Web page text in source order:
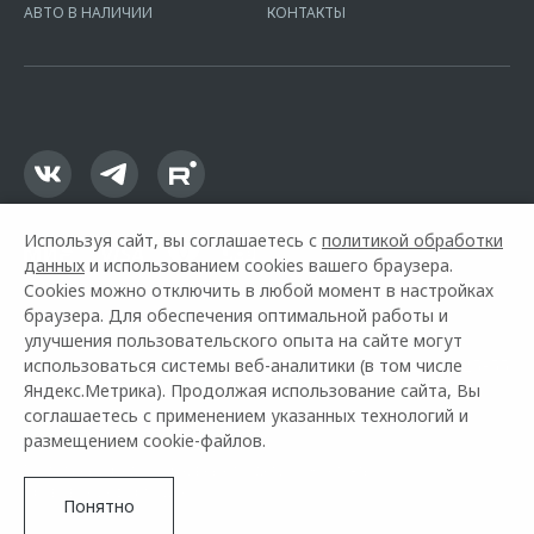
16.01.2015. Предложение ограничено и не является публичной
АВТО В НАЛИЧИИ КОНТАКТЫ
Горячая линия OMODA: +7 (3452) 56-25-55
Используя сайт, вы соглашаетесь с политикой обработки
данных и использованием cookies вашего браузера.
Cookies можно отключить в любой момент в настройках
браузера. Для обеспечения оптимальной работы и
улучшения пользовательского опыта на сайте могут
использоваться системы веб-аналитики (в том числе
Яндекс.Метрика). Продолжая использование сайта, Вы
соглашаетесь с применением указанных технологий и
размещением cookie-файлов.
Понятно